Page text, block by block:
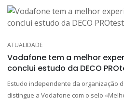
ATUALIDADE
Vodafone tem a melhor
conclui estudo da DECO
Estudo independente da organização
distingue a Vodafone com o selo